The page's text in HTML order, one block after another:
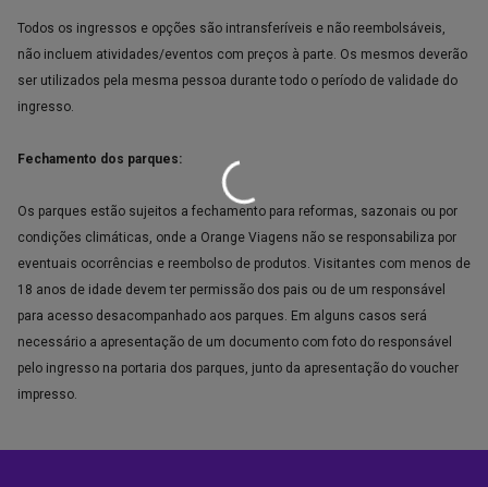
Todos os ingressos e opções são intransferíveis e não reembolsáveis,
não incluem atividades/eventos com preços à parte. Os mesmos deverão
ser utilizados pela mesma pessoa durante todo o período de validade do
ingresso.
Fechamento dos parques:
Os parques estão sujeitos a fechamento para reformas, sazonais ou por
condições climáticas, onde a Orange Viagens não se responsabiliza por
eventuais ocorrências e reembolso de produtos. Visitantes com menos de
18 anos de idade devem ter permissão dos pais ou de um responsável
para acesso desacompanhado aos parques. Em alguns casos será
necessário a apresentação de um documento com foto do responsável
pelo ingresso na portaria dos parques, junto da apresentação do voucher
impresso.